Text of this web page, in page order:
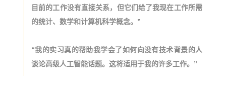
目前的工作没有直接关系，但它们给了我现在工作所需
的统计、数学和计算机科学概念。”
“我的实习真的帮助我学会了如何向没有技术背景的人
谈论高级人工智能话题。这将适用于我的许多工作。”